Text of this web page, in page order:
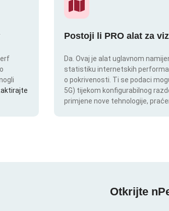
Postoji li PRO alat za
Da. Ovaj je alat uglavnom
statistiku internetskih
o pokrivenosti. Ti se podaci
5G) tijekom konfigurabilnog
primjene nove tehnologije,
Otkrijte